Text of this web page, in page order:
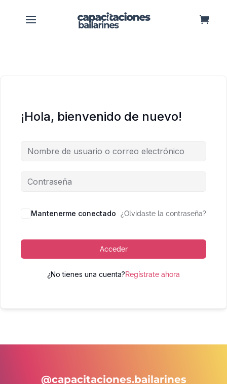
¡Hola, bienvenido de nuevo!
Mantenerme conectado ¿Olvidaste la contraseña?
Acceder
¿No tienes una cuenta?Regístrate ahora
@capacitaciones.bailarines